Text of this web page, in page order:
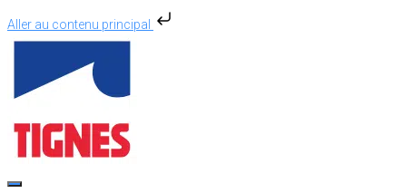
Aller au contenu principal
Aller
contenu